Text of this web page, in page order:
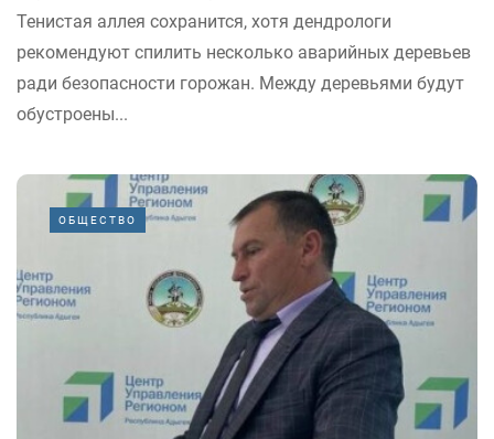
Тенистая аллея сохранится, хотя дендрологи
рекомендуют спилить несколько аварийных деревьев
ради безопасности горожан. Между деревьями будут
обустроены...
ОБЩЕСТВО